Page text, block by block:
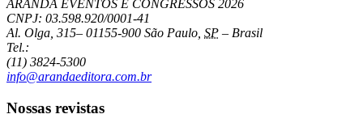
ARANDA EVENTOS E CONGRESSOS 2026
CNPJ: 03.598.920/0001-41
Al. Olga, 315– 01155-900 São Paulo SP – Brasil
Tel.:
(11) 3824-5300
info@arandaeditora.com.br
Nossas revistas